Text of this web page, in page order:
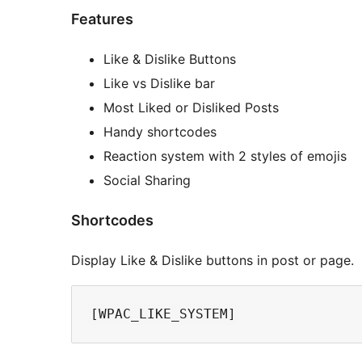
Features
Like & Dislike Buttons
Like vs Dislike bar
Most Liked or Disliked Posts
Handy shortcodes
Reaction system with 2 styles of emojis
Social Sharing
Shortcodes
Display Like & Dislike buttons in post or page.